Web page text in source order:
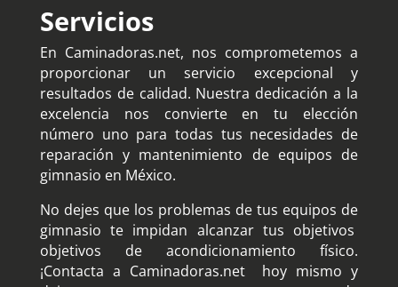
Servicios
En Caminadoras.net, nos comprometemos a
proporcionar un servicio excepcional y
resultados de calidad. Nuestra dedicación a la
excelencia nos convierte en tu elección
número uno para todas tus necesidades de
reparación y mantenimiento de equipos de
gimnasio en México.
No dejes que los problemas de tus equipos de
gimnasio te impidan alcanzar tus objetivos
objetivos de acondicionamiento físico.
¡Contacta a Caminadoras.net hoy mismo y